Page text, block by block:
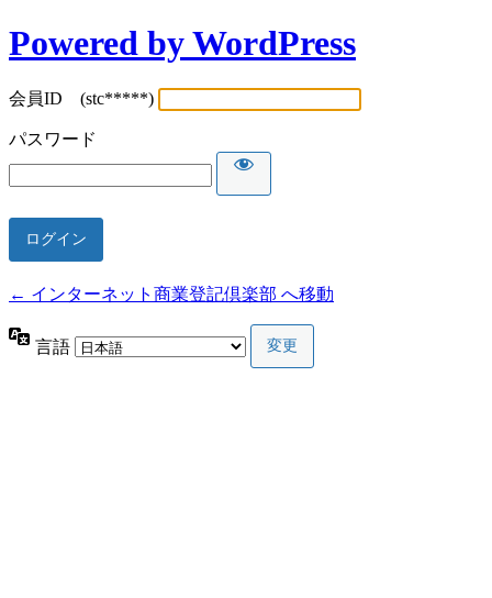
Powered by WordPress
会員ID (stc*****)
パスワード
← インターネット商業登記倶楽部 へ移動
言語